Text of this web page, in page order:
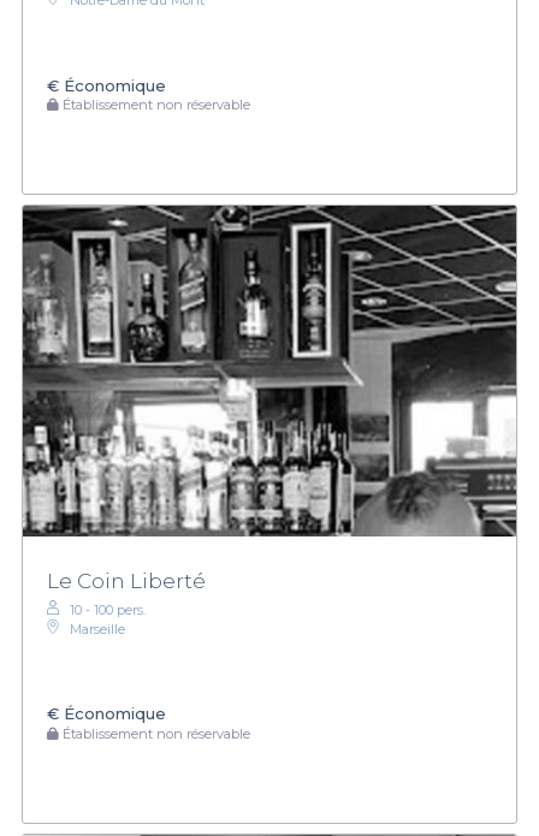
€ Économique
Établissement non réservable
Le Coin Liberté
10 - 100 pers.
Marseille
€ Économique
Établissement non réservable